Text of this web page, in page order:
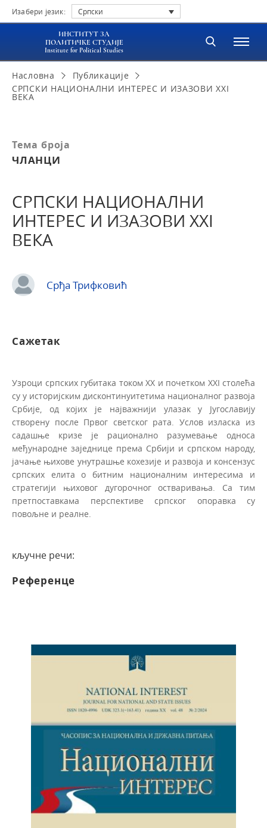
Изабери језик: Српски
ИНСТИТУТ ЗА
ПОЛИТИЧКЕ СТУДИЈЕ
Institute for Political Studies
Насловна
Публикације
СРПСКИ НАЦИОНАЛНИ ИНТЕРЕС И ИЗАЗОВИ XXI
ВЕКА
Тема броја
ЧЛАНЦИ
СРПСКИ НАЦИОНАЛНИ
ИНТЕРЕС И ИЗАЗОВИ XXI
ВЕКА
Срђа Трифковић
Сажетак
Узроци српских губитака током XX и почетком XXI столећа
су у историјским дисконтинуитетима националног развоја
Србије, од којих je најважнији улазак у Југославију
створену после Првог светског рата. Услов изласка из
садашње кризе je рационално разумевање односа
међународне заједнице према Србији и српском народу,
јачање њихове унутрашње кохезије и развоја и консензус
српских елита о битним националним интересима и
стратегији њиховог дугорочног остваривања. Са тим
претпоставкама перспективе српског опоравка су
повољне и реалне.
кључне речи:
Референце